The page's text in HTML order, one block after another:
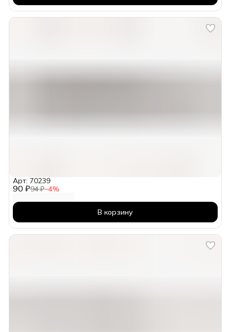
90 ₽94 ₽−4%
Арт: 70239
В корзину